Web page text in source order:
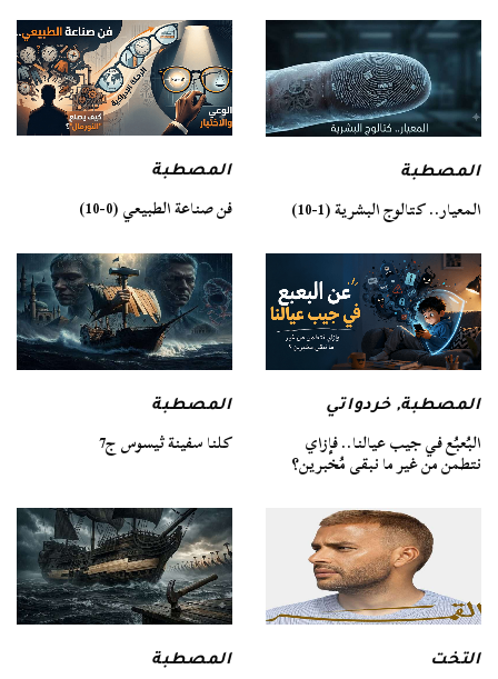
المصطبة
المعيار.. كتالوج البشرية (1-10)
المصطبة
فن صناعة الطبيعي (0-10)
المصطبة,خردواتي
البُعبُع في جيب عيالنا.. فإزاي
نتطمن من غير ما نبقى مُخبرين؟
المصطبة
كلنا سفينة ثيسوس ج7
التخت المصطبة